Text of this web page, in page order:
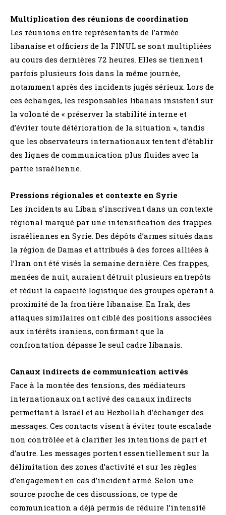
Multiplication des réunions de coordination
Les réunions entre représentants de l’armée
libanaise et officiers de la FINUL se sont multipliées
au cours des dernières 72 heures. Elles se tiennent
parfois plusieurs fois dans la même journée,
notamment après des incidents jugés sérieux. Lors de
ces échanges, les responsables libanais insistent sur
la volonté de « préserver la stabilité interne et
d’éviter toute détérioration de la situation », tandis
que les observateurs internationaux tentent d’établir
des lignes de communication plus fluides avec la
partie israélienne.
Pressions régionales et contexte en Syrie
Les incidents au Liban s’inscrivent dans un contexte
régional marqué par une intensification des frappes
israéliennes en Syrie. Des dépôts d’armes situés dans
la région de Damas et attribués à des forces alliées à
l’Iran ont été visés la semaine dernière. Ces frappes,
menées de nuit, auraient détruit plusieurs entrepôts
et réduit la capacité logistique des groupes opérant à
proximité de la frontière libanaise. En Irak, des
attaques similaires ont ciblé des positions associées
aux intérêts iraniens, confirmant que la
confrontation dépasse le seul cadre libanais.
Canaux indirects de communication activés
Face à la montée des tensions, des médiateurs
internationaux ont activé des canaux indirects
permettant à Israël et au Hezbollah d’échanger des
messages. Ces contacts visent à éviter toute escalade
non contrôlée et à clarifier les intentions de part et
d’autre. Les messages portent essentiellement sur la
délimitation des zones d’activité et sur les règles
d’engagement en cas d’incident armé. Selon une
source proche de ces discussions, ce type de
communication a déjà permis de réduire l’intensité